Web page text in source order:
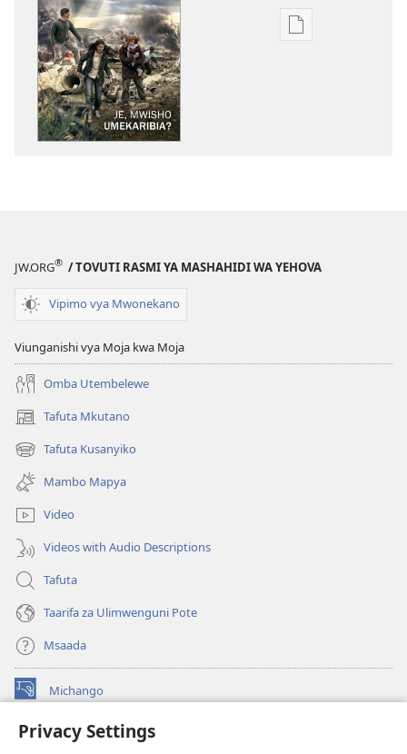
Privacy Settings
Mbinu
Umekaribia?
JW.ORG® / TOVUTI RASMI YA MASHAHIDI WA YEHOVA
Vipimo vya Mwonekano
Viunganishi vya Moja kwa Moja
Omba Utembelewe
Tafuta Mkutano
(opens
new
window)
Tafuta Kusanyiko
(opens
new
window)
Mambo Mapya
Video
Videos with Audio Descriptions
Tafuta
Taarifa za Ulimwenguni Pote
Msaada
Michango
(opens
window)Watchtower MAKTABA KWENYE MTANDAO™